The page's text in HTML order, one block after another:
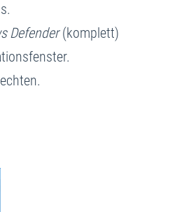
Defender(komplett)